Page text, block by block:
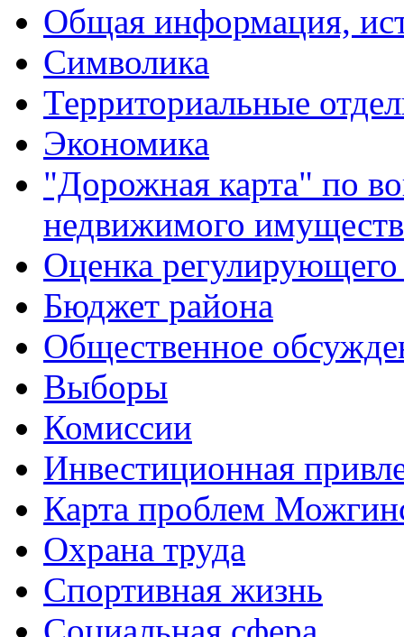
Общая информация,
Символика
Территориальные
Экономика
"Дорожная карта" по
недвижимого
Оценка регулирующего
Бюджет района
Общественное
Выборы
Комиссии
Инвестиционная
Карта проблем
Охрана труда
Спортивная жизнь